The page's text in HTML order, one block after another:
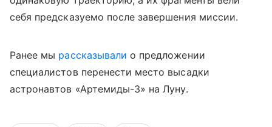
себя предсказуемо после завершения миссии.
Ранее мы рассказывали о предложении
специалистов перенести место высадки
астронавтов «Артемиды-3» на Луну.